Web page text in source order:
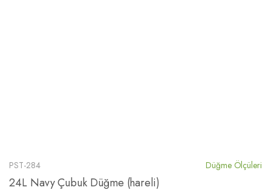
PST-284 Düğme Ölçüleri
24L Navy Çubuk Düğme (hareli)